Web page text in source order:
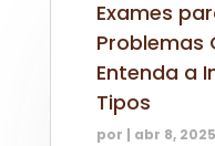
Exames
Problemas
Entenda a
Tipos
por | abr 8, 2025